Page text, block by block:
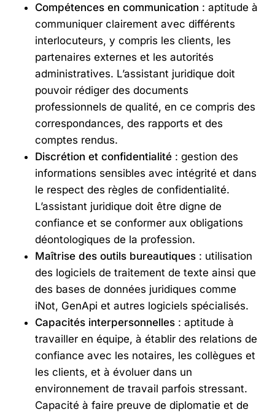
Compétences en communication : aptitude à
communiquer clairement avec différents
interlocuteurs, y compris les clients, les
partenaires externes et les autorités
administratives. L’assistant juridique doit
pouvoir rédiger des documents
professionnels de qualité, en ce compris des
correspondances, des rapports et des
comptes rendus.
Discrétion et confidentialité: gestion des
informations sensibles avec intégrité et dans
le respect des règles de confidentialité.
L’assistant juridique doit être digne de
confiance et se conformer aux obligations
déontologiques de la profession.
Maîtrise des outils bureautiques: utilisation
des logiciels de traitement de texte ainsi que
des bases de données juridiques comme
iNot, GenApi et autres logiciels spécialisés.
Capacités interpersonnelles: aptitude à
travailler en équipe, à établir des relations de
confiance avec les notaires, les collègues et
les clients, et à évoluer dans un
environnement de travail parfois stressant.
Capacité à faire preuve de diplomatie et de